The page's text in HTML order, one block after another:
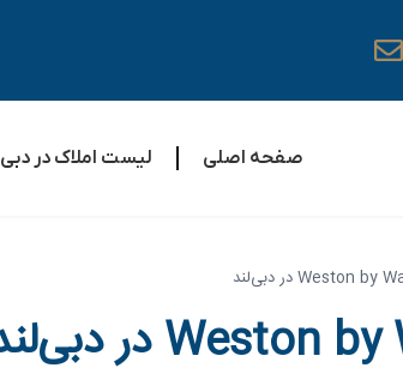
صفحه اصلی لیست املاک در دبی